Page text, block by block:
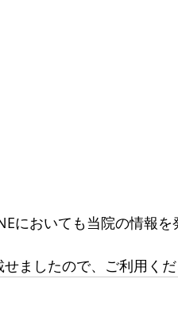
においても当院の情報を
ましたので、ご利用くだ